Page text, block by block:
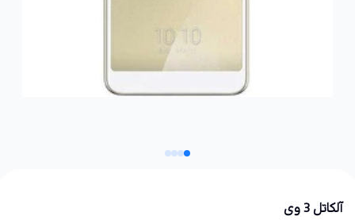
آلکاتل 3 وی